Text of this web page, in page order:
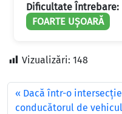
Dificultate Întrebare:
FOARTE UȘOARĂ
Vizualizări: 148
Dacă într-o intersecţie
conducătorul de vehicul